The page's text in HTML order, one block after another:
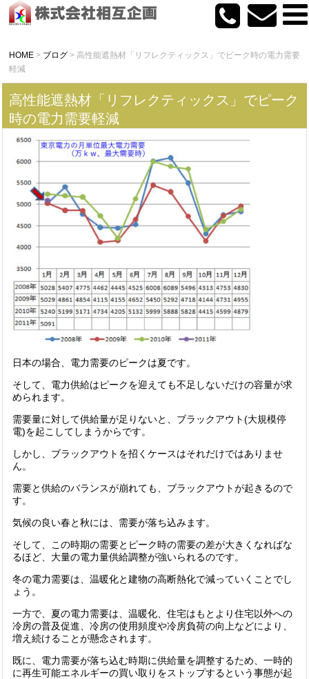
HOME > ブログ > 高性能遮熱材「リフレクティックス」でピーク時の電力需要
軽減
高性能遮熱材「リフレクティックス」でピーク
時の電力需要軽減
日本の場合、電力需要のピークは夏です。
そして、電力供給はピークを迎えても不足しないだけの容量が求
められます。
需要量に対して供給量が足りないと、ブラックアウト(大規模停
電)を起こしてしまうからです。
しかし、ブラックアウトを招くケースはそれだけではありませ
ん。
需要と供給のバランスが崩れても、ブラックアウトが起きるので
す。
気候の良い春と秋には、需要が落ち込みます。
そして、この時期の需要とピーク時の需要の差が大きくなればな
るほど、大量の電力量供給調整が強いられるのです。
冬の電力需要は、温暖化と建物の高断熱化で減っていくことでし
ょう。
一方で、夏の電力需要は、温暖化、住宅はもとより住宅以外への
冷房の普及促進、冷房の使用頻度や冷房負荷の向上などにより、
増え続けることが懸念されます。
既に、電力需要が落ち込む時期に供給量を調整するため、一時的
に再生可能エネルギーの買い取りをストップするという事態が起